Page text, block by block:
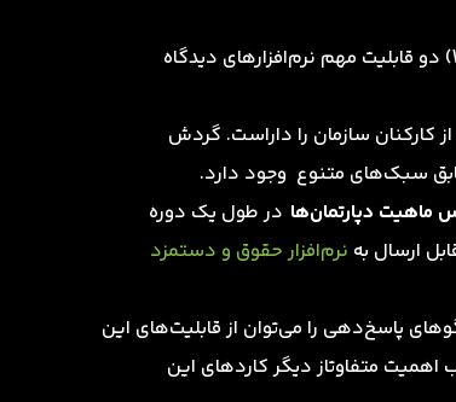
ابزار طراحی فرم (Form Designer) و نیز موتور طراحی گردش کار (Workflow Engine) دو قابلیت مهم نرم‌افزارهای دیدگاه
کارکنان سازمان را داراست. گردش
سبک‌های متنوع وجود دارد.
ماهیت دپارتمان‌ها در طول یک دوره
ارسال به نرم‌افزار حقوق و دستمزد
پاسخ‌دهی را می‌توان از قابلیت‌های این
اهمیت متفاوتاز دیگر کاردهای این